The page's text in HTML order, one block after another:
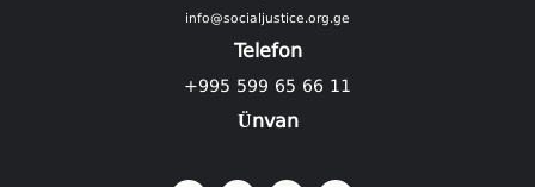
info@socialjustice.org.ge
Telefon
+995 599 65 66 11
Ünvan